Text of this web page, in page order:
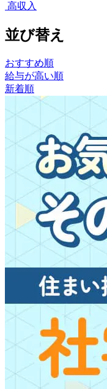
高収入
並び替え
おすすめ順
給与が高い順
新着順